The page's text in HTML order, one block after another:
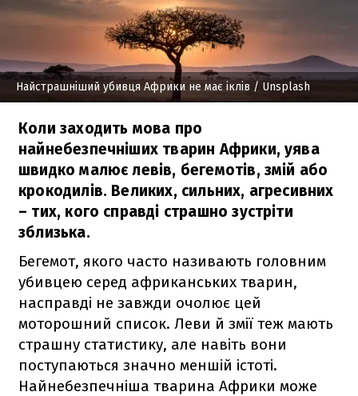
Найстрашніший убивця Африки не має іклів / Unsplash
Коли заходить мова про
найнебезпечніших тварин Африки, уява
швидко малює левів, бегемотів, змій або
крокодилів. Великих, сильних, агресивних
– тих, кого справді страшно зустріти
зблизька.
Бегемот, якого часто називають головним
убивцею серед африканських тварин,
насправді не завжди очолює цей
моторошний список. Леви й змії теж мають
страшну статистику, але навіть вони
поступаються значно меншій істоті.
Найнебезпечніша тварина Африки може